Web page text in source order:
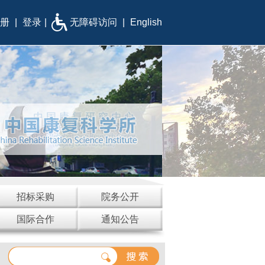
登录 无障碍访问 English
招标采购 院务公开
国际合作 通知公告